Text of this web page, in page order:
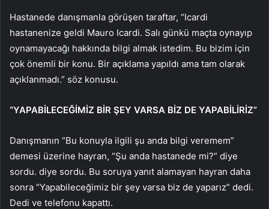
Hastanede danışmanla görüşen taraftar, “Icardi
hastanenize geldi Mauro Icardi. Salı günkü maçta oynayıp
oynamayacağı hakkında bilgi almak istedim. Bu bizim için
çok önemli bir konu. Bir açıklama yapıldı ama tam olarak
açıklanmadı.” söz konusu.
“YAPABİLECEĞİMİZ BİR ŞEY VARSA BİZ DE YAPABİLİRİZ”
Danışmanın “Bu konuyla ilgili şu anda bilgi veremem”
demesi üzerine hayran, “Şu anda hastanede mi?” diye
sordu. diye sordu. Bu soruya yanıt alamayan hayran daha
sonra “Yapabileceğimiz bir şey varsa biz de yaparız” dedi.
Dedi ve telefonu kapattı.